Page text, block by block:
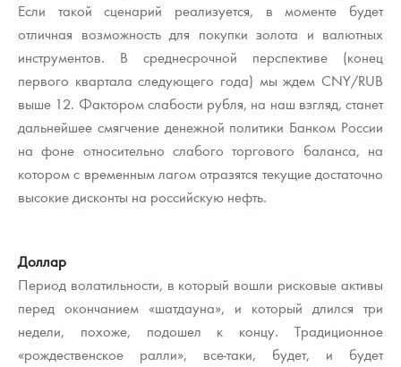
Если такой сценарий реализуется, в моменте будет
отличная возможность для покупки золота и валютных
инструментов. В среднесрочной перспективе (конец
первого квартала следующего года) мы ждем CNY/RUB
выше 12. Фактором слабости рубля, на наш взгляд, станет
дальнейшее смягчение денежной политики Банком России
на фоне относительно слабого торгового баланса, на
котором с временным лагом отразятся текущие достаточно
высокие дисконты на российскую нефть.
Доллар
Период волатильности, в который вошли рисковые активы
перед окончанием «шатдауна», и который длился три
недели, похоже, подошел к концу. Традиционное
«рождественское ралли», все-таки, будет, и будет